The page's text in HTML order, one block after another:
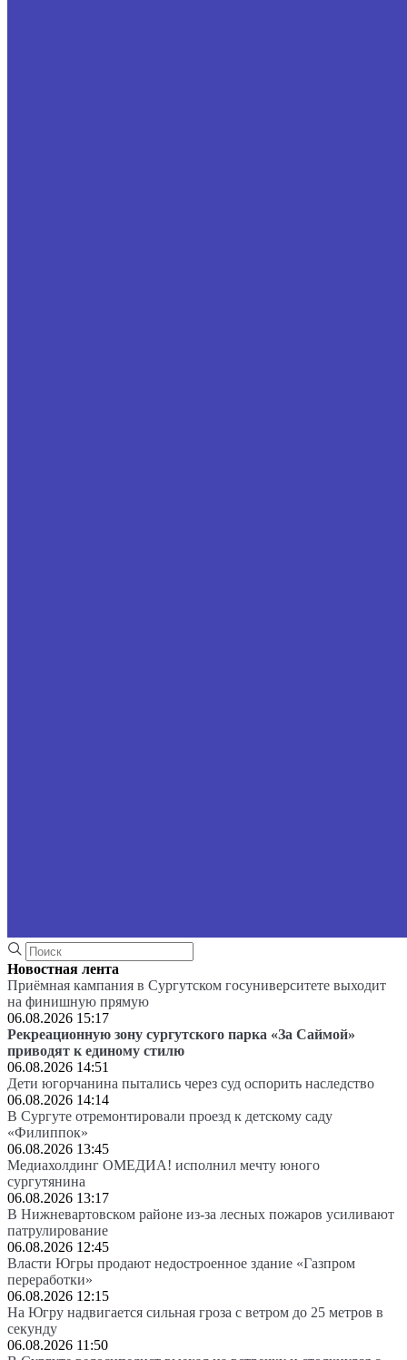
Новостная лента
Приёмная кампания в Сургутском госуниверситете выходит
на финишную прямую
06.08.2026 15:17
Рекреационную зону сургутского парка «За Саймой»
приводят к единому стилю
06.08.2026 14:51
Дети югорчанина пытались через суд оспорить наследство
06.08.2026 14:14
В Сургуте отремонтировали проезд к детскому саду
«Филиппок»
06.08.2026 13:45
Медиахолдинг ОМЕДИА! исполнил мечту юного
сургутянина
06.08.2026 13:17
В Нижневартовском районе из-за лесных пожаров усиливают
патрулирование
06.08.2026 12:45
Власти Югры продают недостроенное здание «Газпром
переработки»
06.08.2026 12:15
На Югру надвигается сильная гроза с ветром до 25 метров в
секунду
06.08.2026 11:50